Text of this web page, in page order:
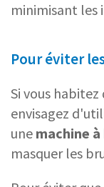
minimisant les
Pour éviter
Si vous
envisagez
une machine
masquer les